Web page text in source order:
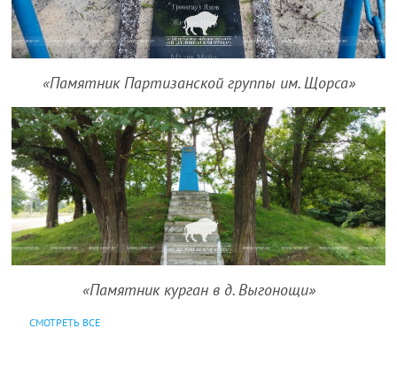
«Памятник Партизанской группы им. Щорса»
«Памятник курган в д. Выгонощи»
СМОТРЕТЬ ВСЕ